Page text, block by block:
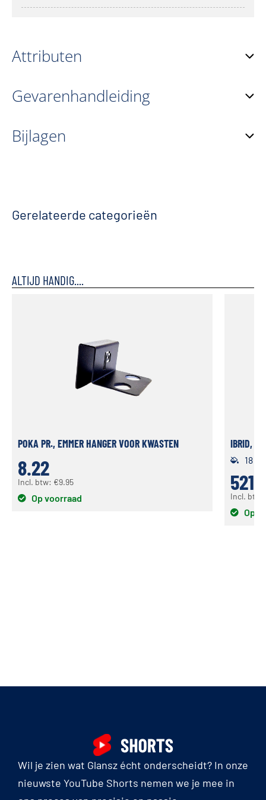
Attributen
Gevarenhandleiding
Bijlagen
Gerelateerde categorieën
ALTIJD HANDIG....
POKA PR., EMMER HANGER VOOR KWASTEN
8.22
Incl. btw: €9.95
Op voorraad
IBRID,
18
Incl. btw:
Op
Wil je zien wat Glansz écht onderscheidt? In onze
nieuwste YouTube Shorts nemen we je mee in